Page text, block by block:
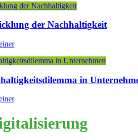
der Nachhaltigkeit
in